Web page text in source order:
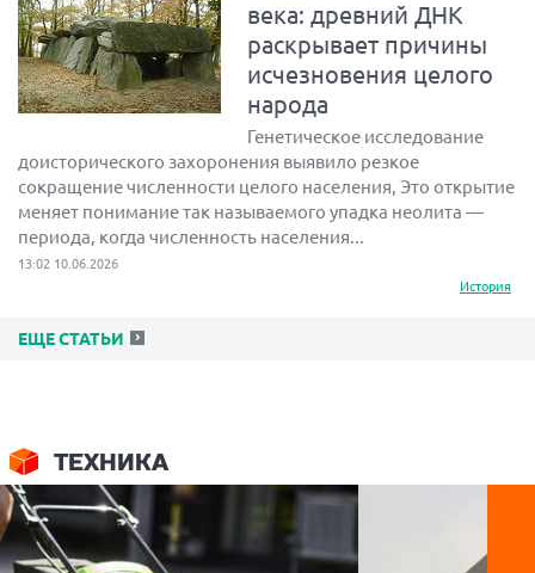
века: древний ДНК
раскрывает причины
исчезновения целого
народа
Генетическое исследование
доисторического захоронения выявило резкое
сокращение численности целого населения, Это открытие
меняет понимание так называемого упадка неолита —
периода, когда численность населения...
13:02 10.06.2026
История
ЕЩЕ СТАТЬИ
ТЕХНИКА